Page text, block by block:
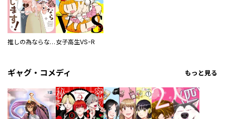
推しの為ならなんでもします！ 女子高生VS-R
ギャグ・コメディ もっと見る